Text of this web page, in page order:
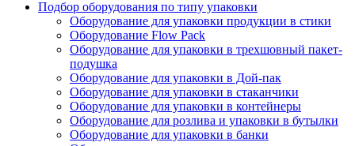
Подбор оборудования по типу упаковки
Оборудование для упаковки продукции в стики
Оборудование Flow Pack
Оборудование для упаковки в трехшовный пакет-
подушка
Оборудование для упаковки в Дой-пак
Оборудование для упаковки в стаканчики
Оборудование для упаковки в контейнеры
Оборудование для розлива и упаковки в бутылки
Оборудование для упаковки в банки